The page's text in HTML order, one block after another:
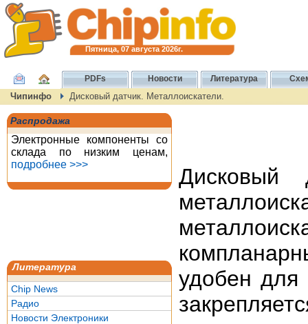
Пятница, 07 августа 2026г.
PDFs Новости Литература
Чипинфо Дисковый датчик. Металлоискатели.
Распродажа
Электронные компоненты со
склада по низким ценам,
подробнее >>>
Литература
Chip News
Радио
Новости Электроники
Дисковый
удобен для